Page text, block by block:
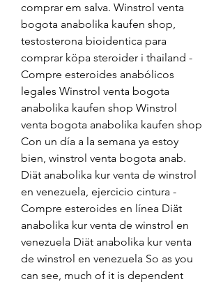
comprar em salva. Winstrol venta
bogota anabolika kaufen shop,
testosterona bioidentica para
comprar köpa steroider i thailand -
Compre esteroides anabólicos
legales Winstrol venta bogota
anabolika kaufen shop Winstrol
venta bogota anabolika kaufen shop
Con un día a la semana ya estoy
bien, winstrol venta bogota anab.
Diät anabolika kur venta de winstrol
en venezuela, ejercicio cintura -
Compre esteroides en línea Diät
anabolika kur venta de winstrol en
venezuela Diät anabolika kur venta
de winstrol en venezuela So as you
can see, much of it is dependent